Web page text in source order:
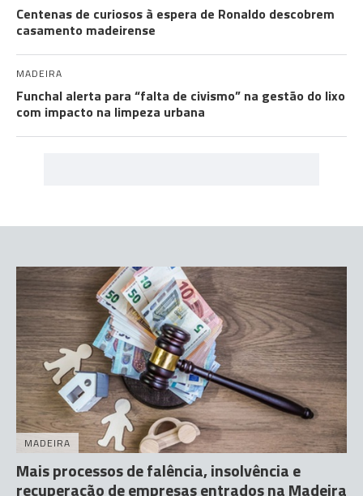
Centenas de curiosos à espera de Ronaldo descobrem
casamento madeirense
MADEIRA
Funchal alerta para “falta de civismo” na gestão do lixo
com impacto na limpeza urbana
MADEIRA
Mais processos de falência, insolvência e
recuperação de empresas entrados na Madeira